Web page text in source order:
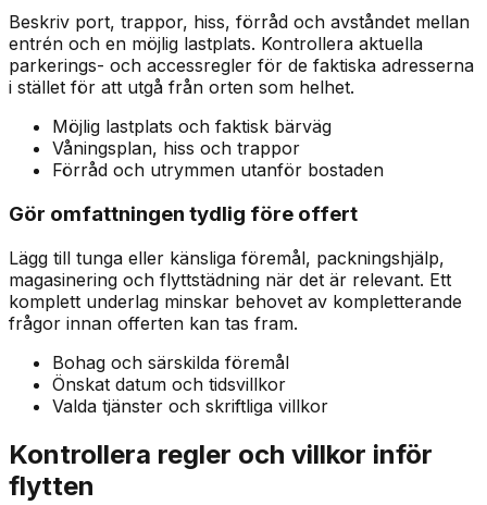
Beskriv port, trappor, hiss, förråd och avståndet mellan
entrén och en möjlig lastplats. Kontrollera aktuella
parkerings- och accessregler för de faktiska adresserna
i stället för att utgå från orten som helhet.
Möjlig lastplats och faktisk bärväg
Våningsplan, hiss och trappor
Förråd och utrymmen utanför bostaden
Gör omfattningen tydlig före offert
Lägg till tunga eller känsliga föremål, packningshjälp,
magasinering och flyttstädning när det är relevant. Ett
komplett underlag minskar behovet av kompletterande
frågor innan offerten kan tas fram.
Bohag och särskilda föremål
Önskat datum och tidsvillkor
Valda tjänster och skriftliga villkor
Kontrollera regler och villkor inför
flytten